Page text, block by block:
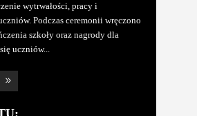
wytrwałości, pracy i
Podczas ceremonii wręczono
szkoły oraz nagrody dla
uczniów